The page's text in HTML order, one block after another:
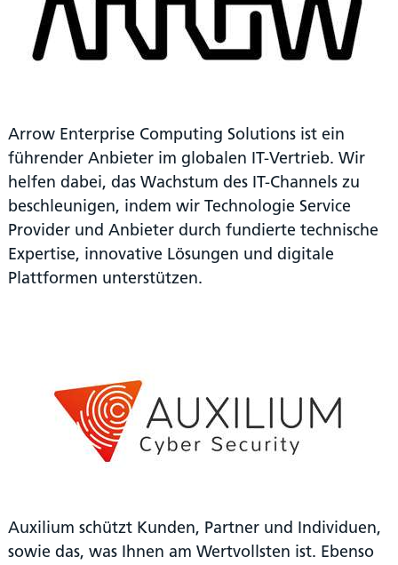
Arrow Enterprise Computing Solutions ist ein
führender Anbieter im globalen IT-Vertrieb. Wir
helfen dabei, das Wachstum des IT-Channels zu
beschleunigen, indem wir Technologie Service
Provider und Anbieter durch fundierte technische
Expertise, innovative Lösungen und digitale
Plattformen unterstützen.
Auxilium schützt Kunden, Partner und Individuen,
sowie das, was Ihnen am Wertvollsten ist. Ebenso